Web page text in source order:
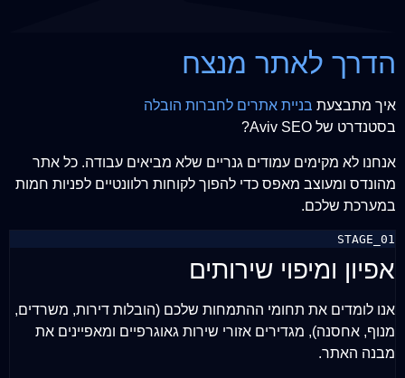
הדרך לאתר מנצח
איך מתבצעת בניית אתרים לחברות הובלה
בסטנדרט של Aviv SEO?
אנחנו לא מקימים עמודים גנריים שלא מביאים עבודה. כל אתר
מהונדס ומעוצב מאפס כדי להפוך לקוחות רלוונטיים לפניות חמות
במערכת שלכם.
STAGE_01
אפיון ומיפוי שירותים
אנו לומדים את תחומי ההתמחות שלכם (הובלות דירות, משרדים,
מנוף, אחסנה), מגדירים אזורי שירות גאוגרפיים ומאפיינים את
מבנה האתר.